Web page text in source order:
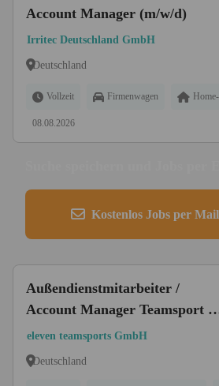
Account Manager (m/w/d)
Irritec Deutschland GmbH
Deutschland
Vollzeit Firmenwagen
08.08.2026
Kostenlos Jobs per
Außendienstmitarbeiter /
Account Manager Teamsport &
Vereinsbetreuung (m/w/d)
eleven teamsports GmbH
Deutschland